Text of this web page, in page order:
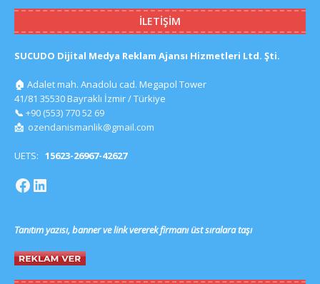
İLETIŞIM
SUCUDO Dijital Medya Reklam Ajansı Hizmetleri Ltd. Şti.
🏠 Adalet mah. Anadolu cad. Megapol Tower
41/81 35530 Bayraklı İzmir / Türkiye
📞 +90 (553) 770 52 69
📩 ozendanismanlik@gmail.com
UETS: 15623-26967-42627
Tanıtım yazısı, banner ve link vererek firmanı üst sıralara taşı